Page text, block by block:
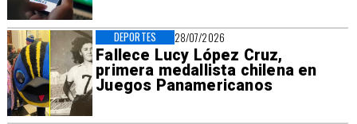
28/07/2026
Fallece Lucy López Cruz,
primera medallista chilena en
Juegos Panamericanos
DEPORTES